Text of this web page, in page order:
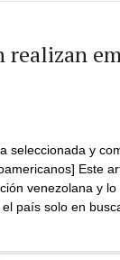
realizan
seleccionada y
Este
venezolana y
país solo en